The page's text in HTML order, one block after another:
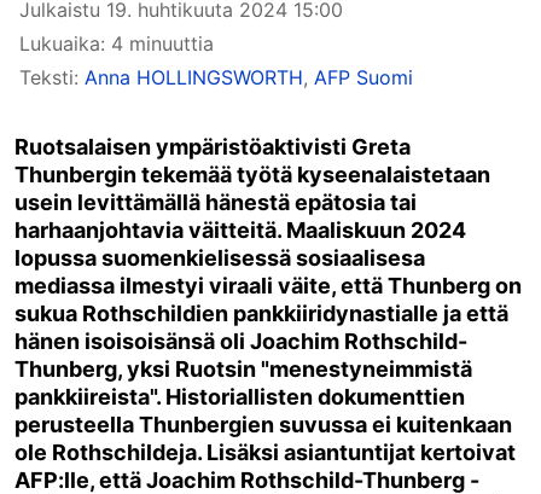
Julkaistu 19. huhtikuuta 2024 15:00
Lukuaika: 4 minuuttia
Teksti: Anna HOLLINGSWORTH, AFP Suomi
Ruotsalaisen ympäristöaktivisti Greta
Thunbergin tekemää työtä kyseenalaistetaan
usein levittämällä hänestä epätosia tai
harhaanjohtavia väitteitä. Maaliskuun 2024
lopussa suomenkielisessä sosiaalisesa
mediassa ilmestyi viraali väite, että Thunberg on
sukua Rothschildien pankkiiridynastialle ja että
hänen isoisoisänsä oli Joachim Rothschild-
Thunberg, yksi Ruotsin "menestyneimmistä
pankkiireista". Historiallisten dokumenttien
perusteella Thunbergien suvussa ei kuitenkaan
ole Rothschildeja. Lisäksi asiantuntijat kertoivat
AFP:lle, että Joachim Rothschild-Thunberg -